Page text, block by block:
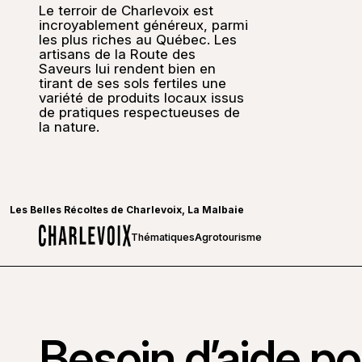
Le terroir de Charlevoix est
incroyablement généreux, parmi
les plus riches au Québec. Les
artisans de la Route des
Saveurs lui rendent bien en
tirant de ses sols fertiles une
variété de produits locaux issus
de pratiques respectueuses de
la nature.
Les Belles Récoltes de Charlevoix, La Malbaie
ThématiquesAgrotourisme